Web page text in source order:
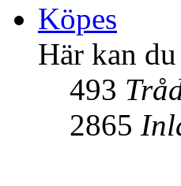
Köpes
Här kan
493
2865